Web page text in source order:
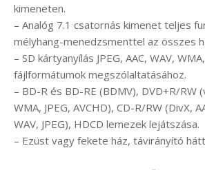
kimeneten.
– Analóg 7.1 csatornás kimenet teljes
mélyhang-menedzsmenttel az összes
– SD kártyanyílás JPEG, AAC, WAV,
fájlformátumok megszólaltatásához.
– BD-R és BD-RE (BDMV), DVD+R/RW
WMA, JPEG, AVCHD), CD-R/RW (DivX,
WAV, JPEG), HDCD lemezek lejátszása.
– Ezüst vagy fekete ház, távirányító